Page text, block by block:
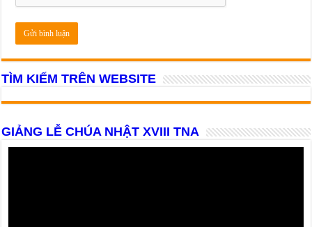
TÌM KIẾM TRÊN WEBSITE
GIẢNG LỄ CHÚA NHẬT XVIII TNA